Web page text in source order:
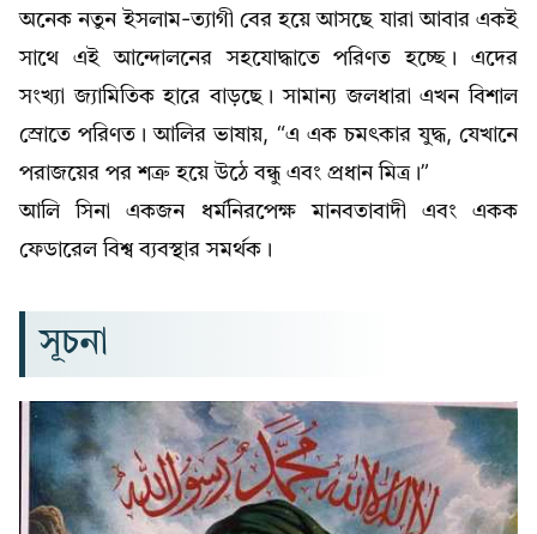
অনেক নতুন ইসলাম-ত্যাগী বের হয়ে আসছে যারা আবার একই
সাথে এই আন্দোলনের সহযোদ্ধাতে পরিণত হচ্ছে। এদের
সংখ্যা জ্যামিতিক হারে বাড়ছে। সামান্য জলধারা এখন বিশাল
স্রোতে পরিণত। আলির ভাষায়, “এ এক চমৎকার যুদ্ধ, যেখানে
পরাজয়ের পর শত্রু হয়ে উঠে বন্ধু এবং প্রধান মিত্র।”
আলি সিনা একজন ধর্মনিরপেক্ষ মানবতাবাদী এবং একক
ফেডারেল বিশ্ব ব্যবস্থার সমর্থক।
সূচনা